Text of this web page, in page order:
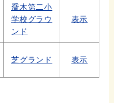
喬木第二小
学校グラウ
ンド
表示
芝グランド 表示